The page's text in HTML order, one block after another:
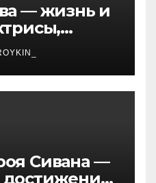
— жизнь и
и
Сивана —